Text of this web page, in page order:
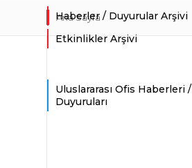
Ana Sayfa
Haberler / Duyurular Arşivi
Etkinlikler Arşivi
Uluslararası Ofis Haberleri /
Duyuruları